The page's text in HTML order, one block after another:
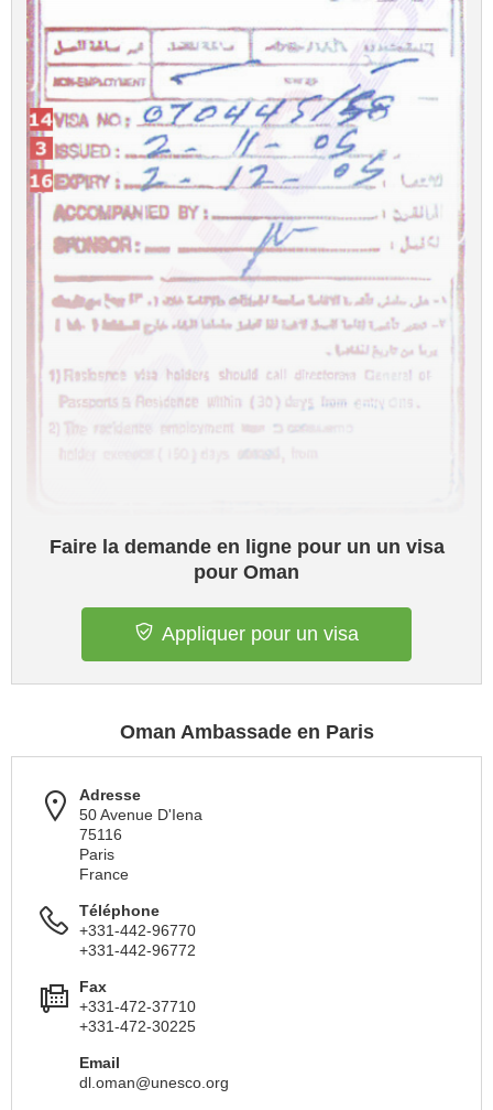
Faire la demande en ligne pour un un visa
pour Oman
Appliquer pour un visa
Oman Ambassade en Paris
Adresse
50 Avenue D'Iena
75116
Paris
France
Téléphone
+331-442-96770
+331-442-96772
Fax
+331-472-37710
+331-472-30225
Email
dl.oman@unesco.org